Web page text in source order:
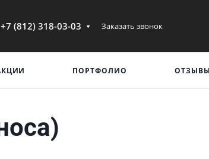
+7 (812) 318-03-03 Заказать звонок
ПОРТФОЛИО